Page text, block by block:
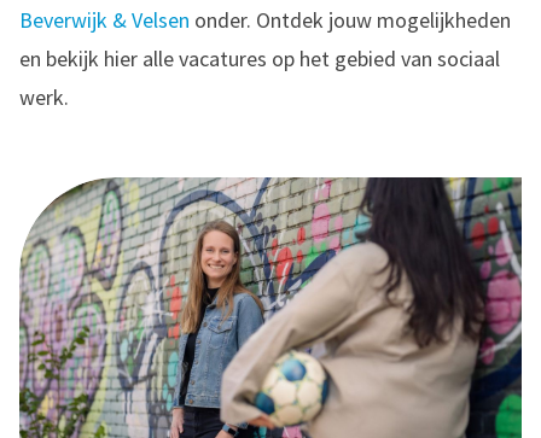
Beverwijk & Velsen onder. Ontdek jouw mogelijkheden
en bekijk hier alle vacatures op het gebied van sociaal
werk.